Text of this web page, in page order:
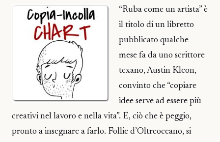
“Ruba come un artista” è
il titolo di un libretto
pubblicato qualche
mese fa da uno scrittore
texano, Austin Kleon,
convinto che “copiare
idee serve ad essere più
creativi nel lavoro e nella vita”. E, ciò che è peggio,
pronto a insegnare a farlo. Follie d’Oltreoceano, si